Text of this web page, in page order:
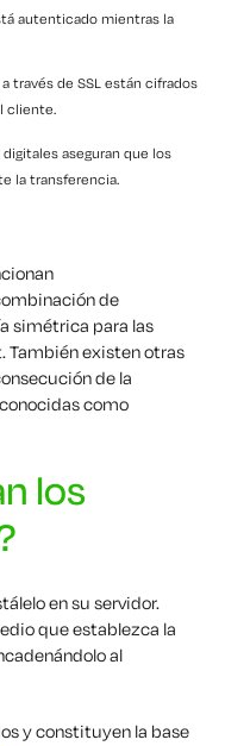
autenticado mientras la
través de SSL están cifrados
cliente.
aseguran que los
la transferencia.
de
simétrica para las
También existen otras
de la
como
los
en su servidor.
que establezca la
al
y constituyen la base